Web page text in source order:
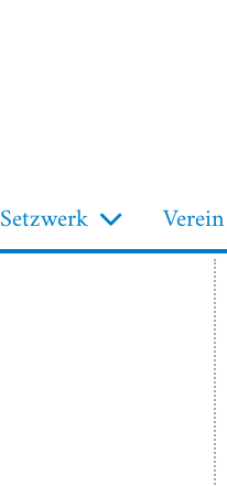
Setzwerk Verein